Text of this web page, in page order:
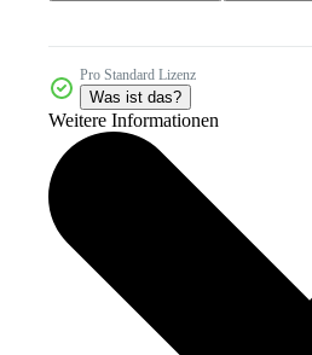
Pro Standard Lizenz
Was ist das?
Weitere Informationen